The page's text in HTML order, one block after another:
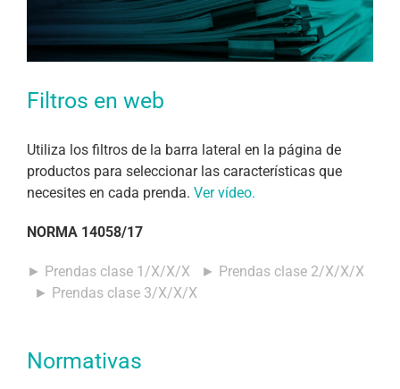
Filtros en web
Utiliza los filtros de la barra lateral en la página de
productos para seleccionar las características que
necesites en cada prenda. Ver vídeo.
NORMA 14058/17
► Prendas clase 1/X/X/X
► Prendas clase 2/X/X/X
► Prendas clase 3/X/X/X
Normativas